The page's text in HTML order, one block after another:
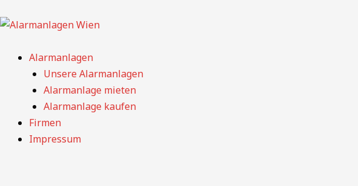
Inhalt
Alarmanlagen
Unsere Alarmanlagen
Alarmanlage mieten
Alarmanlage kaufen
Firmen
Impressum